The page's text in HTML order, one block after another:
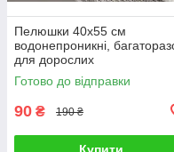
Пелюшки 40х55 см
водонепроникні,
для дорослих
Готово до відправки
90 ₴ 190 ₴